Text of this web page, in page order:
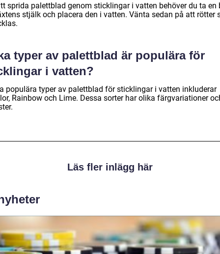
sprida palettblad genom sticklingar i vatten behöver du ta en
stjälk och placera den i vatten. Vänta sedan på att rötter
typer av palettblad är populära för
i vatten?
populära typer av palettblad för sticklingar i vatten inkluderar
Rainbow och Lime. Dessa sorter har olika färgvariationer
Läs fler inlägg här